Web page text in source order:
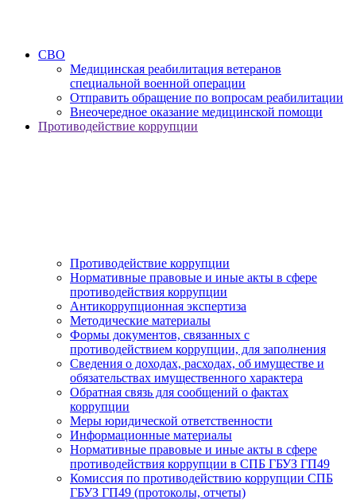
СВО
Медицинская реабилитация ветеранов
специальной военной операции
Отправить обращение по вопросам реабилитации
Внеочередное оказание медицинской помощи
Противодействие коррупции
Противодействие коррупции
Нормативные правовые и иные акты в сфере
противодействия коррупции
Антикоррупционная экспертиза
Методические материалы
Формы документов, связанных с
противодействием коррупции, для заполнения
Сведения о доходах, расходах, об имуществе и
обязательствах имущественного характера
Обратная связь для сообщений о фактах
коррупции
Меры юридической ответственности
Информационные материалы
Нормативные правовые и иные акты в сфере
противодействия коррупции в СПБ ГБУЗ ГП49
Комиссия по противодействию коррупции СПБ
ГБУЗ ГП49 (протоколы, отчеты)